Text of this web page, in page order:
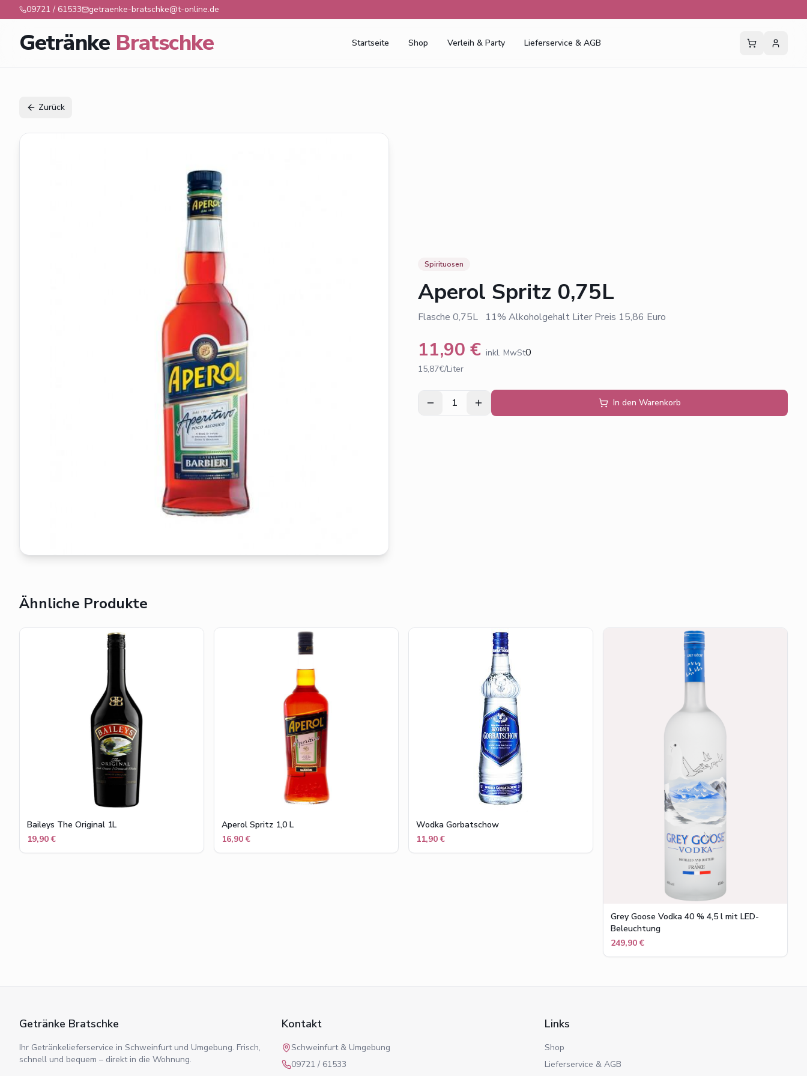
09721 / 61533 getraenke-bratschke@t-online.de
Getränke Bratschke Startseite Shop Verleih & Party Lieferservice & AGB
Zurück
Spirituosen
Aperol Spritz 0,75L
Flasche 0,75L 11% Alkoholgehalt Liter Preis 15,86 Euro
11,90 € inkl. MwSt0
15,87€/Liter
1 In den Warenkorb
Ähnliche Produkte
Baileys The Original 1L
19,90 €
Aperol Spritz 1,0 L
16,90 €
Wodka Gorbatschow
11,90 €
Grey Goose Vodka 40 % 4,5 l mit LED-
Beleuchtung
249,90 €
Getränke Bratschke
Ihr Getränkelieferservice in Schweinfurt und Umgebung. Frisch,
schnell und bequem – direkt in die Wohnung.
Kontakt
Schweinfurt & Umgebung
09721 / 61533
Links
Shop
Lieferservice & AGB